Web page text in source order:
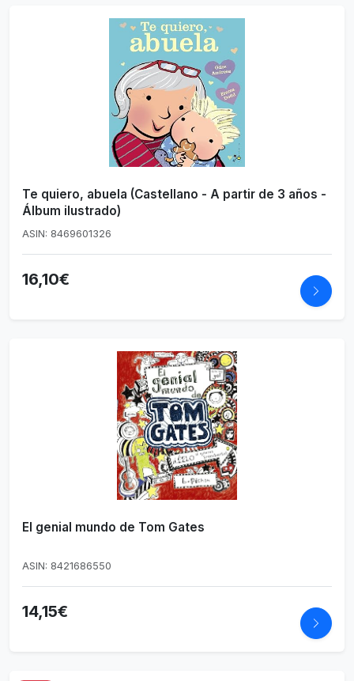
Te quiero, abuela (Castellano - A partir de 3 años -
Álbum ilustrado)
ASIN: 8469601326
16,10€
El genial mundo de Tom Gates
ASIN: 8421686550
14,15€